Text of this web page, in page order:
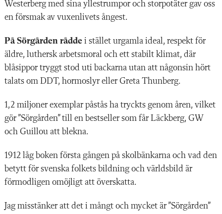
Westerberg med sina yllestrumpor och storpotäter gav oss
en försmak av vuxenlivets ångest.
På Sörgården rådde i stället urgamla­ ideal, respekt för
äldre, luthersk arbetsmoral och ett stabilt klimat, där
blåsippor tryggt stod uti backarna utan att någonsin hört
talats om DDT, ­hormoslyr eller Greta Thunberg.
1,2 miljoner exemplar påstås ha tryckts genom åren, vilket
gör ­”Sörgården” till en bestseller som får Läckberg, GW
och Guillou att blekna.
1912 låg boken första gången på skolbänkarna och vad den
betytt för svenska folkets bildning och världsbild är
förmodligen omöjligt att överskatta.
Jag misstänker att det i mångt och mycket är ”Sörgården”